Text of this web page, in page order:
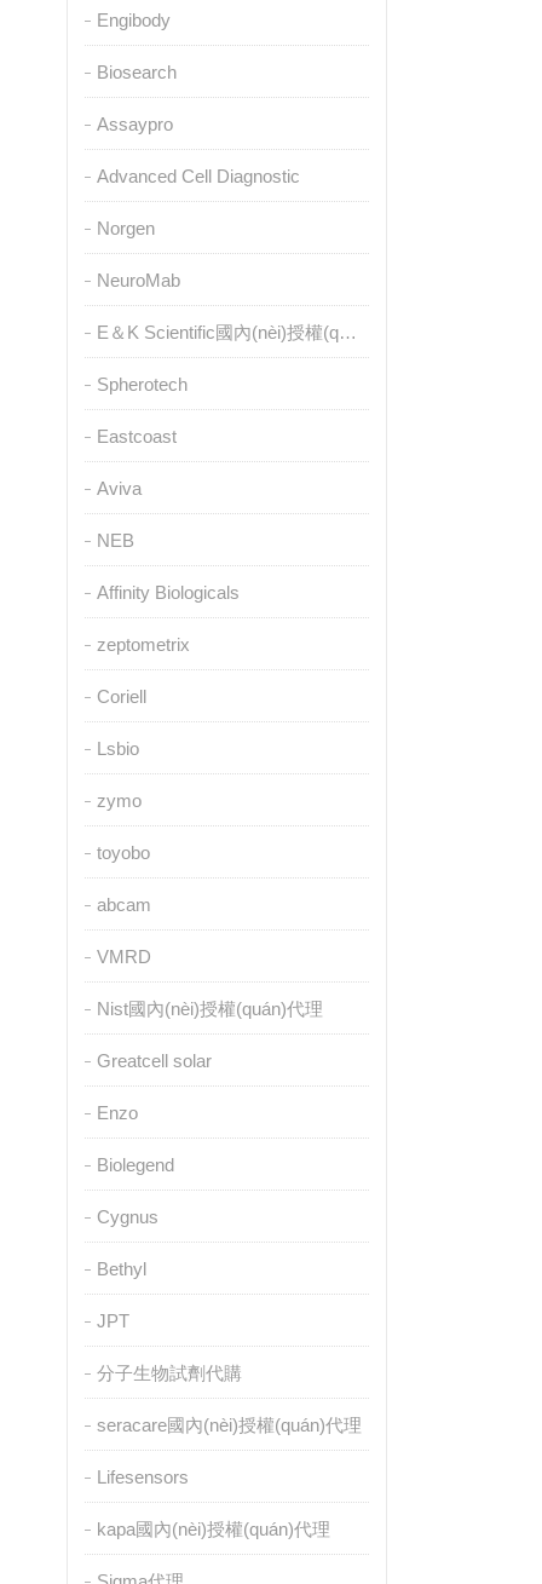
Engibody
Biosearch
Assaypro
Advanced Cell Diagnostic
Norgen
NeuroMab
E＆K Scientific國內(nèi)授權(quán)代理
Spherotech
Eastcoast
Aviva
NEB
Affinity Biologicals
zeptometrix
Coriell
Lsbio
zymo
toyobo
abcam
VMRD
Nist國內(nèi)授權(quán)代理
Greatcell solar
Enzo
Biolegend
Cygnus
Bethyl
JPT
分子生物試劑代購
seracare國內(nèi)授權(quán)代理
Lifesensors
kapa國內(nèi)授權(quán)代理